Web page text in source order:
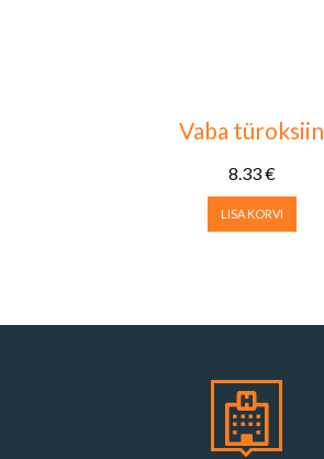
Vaba türoksiin
8.33€
LISA KORVI